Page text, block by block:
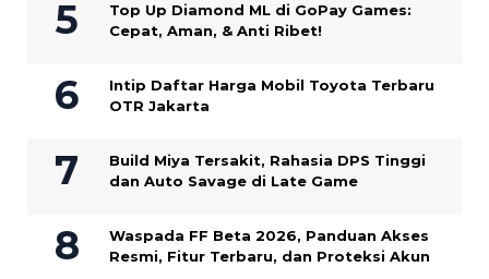
Top Up Diamond ML di GoPay Games:
Cepat, Aman, & Anti Ribet!
Intip Daftar Harga Mobil Toyota Terbaru
OTR Jakarta
Build Miya Tersakit, Rahasia DPS Tinggi
dan Auto Savage di Late Game
Waspada FF Beta 2026, Panduan Akses
Resmi, Fitur Terbaru, dan Proteksi Akun